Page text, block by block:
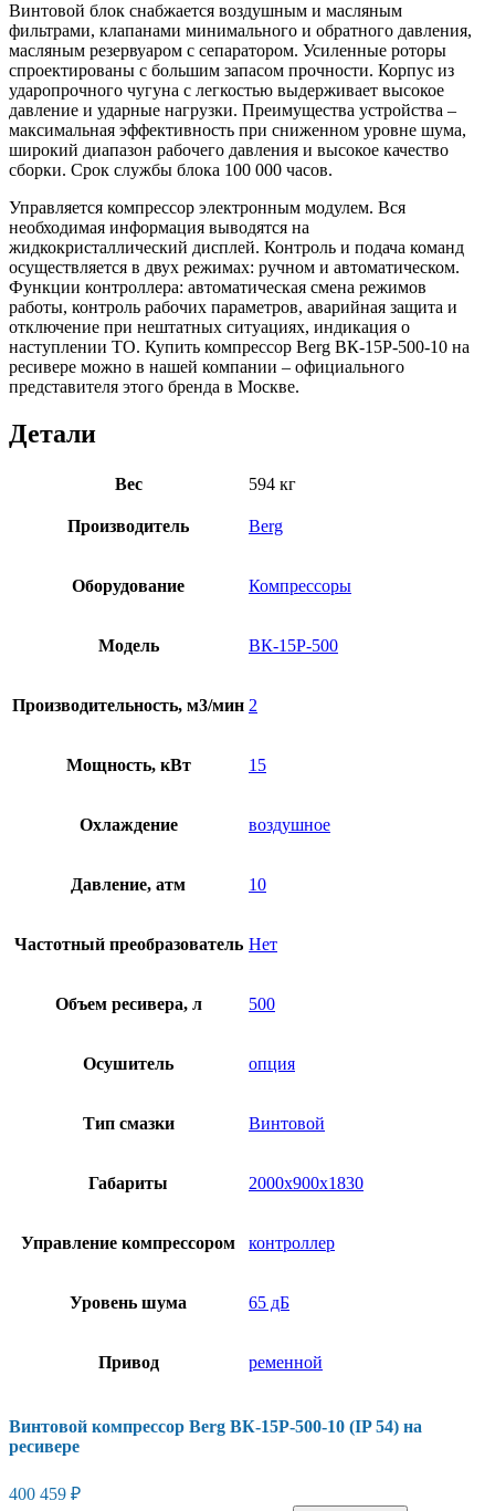
Винтовой блок снабжается воздушным и масляным
фильтрами, клапанами минимального и обратного давления,
масляным резервуаром с сепаратором. Усиленные роторы
спроектированы с большим запасом прочности. Корпус из
ударопрочного чугуна с легкостью выдерживает высокое
давление и ударные нагрузки. Преимущества устройства –
максимальная эффективность при сниженном уровне шума,
широкий диапазон рабочего давления и высокое качество
сборки. Срок службы блока 100 000 часов.
Управляется компрессор электронным модулем. Вся
необходимая информация выводятся на
жидкокристаллический дисплей. Контроль и подача команд
осуществляется в двух режимах: ручном и автоматическом.
Функции контроллера: автоматическая смена режимов
работы, контроль рабочих параметров, аварийная защита и
отключение при нештатных ситуациях, индикация о
наступлении ТО. Купить компрессор Berg ВК-15Р-500-10 на
ресивере можно в нашей компании – официального
представителя этого бренда в Москве.
Детали
Вес 594 кг
Производитель Berg
Оборудование Компрессоры
Модель ВК-15Р-500
Производительность, м3/мин 2
Мощность, кВт 15
Охлаждение воздушное
Давление, атм 10
Частотный преобразователь Нет
Объем ресивера, л 500
Осушитель опция
Тип смазки Винтовой
Габариты 2000х900х1830
Управление компрессором контроллер
Уровень шума 65 дБ
Привод ременной
Винтовой компрессор Berg ВК-15Р-500-10 (IP 54) на
ресивере
400 459 ₽